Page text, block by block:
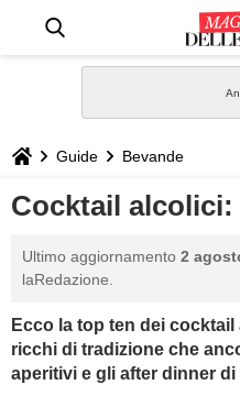
STILE
BIOGRAFIE
GASTRONOMIA
Guide Bevande
Cocktail
Ultimo aggiornamento 2
laRedazione.
Ecco la top ten dei
ricchi di tradizione che
aperitivi e gli after dinner